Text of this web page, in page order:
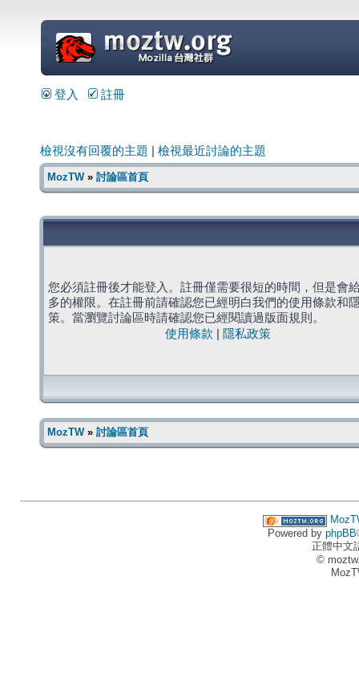
=
登入 註冊
檢視沒有回覆的主題 檢視最近討論的主題
MozTW» 討論區首頁
您必須註冊後才能登入。註冊僅需要很短的時間，但是會
多的權限。在註冊前請確認您已經明白我們的使用條款和
策。當瀏覽討論區時請確認您已經閱讀過版面規則。
使用條款
隱私政策
MozTW» 討論區首頁
Powered by phpBB
正體中文
©